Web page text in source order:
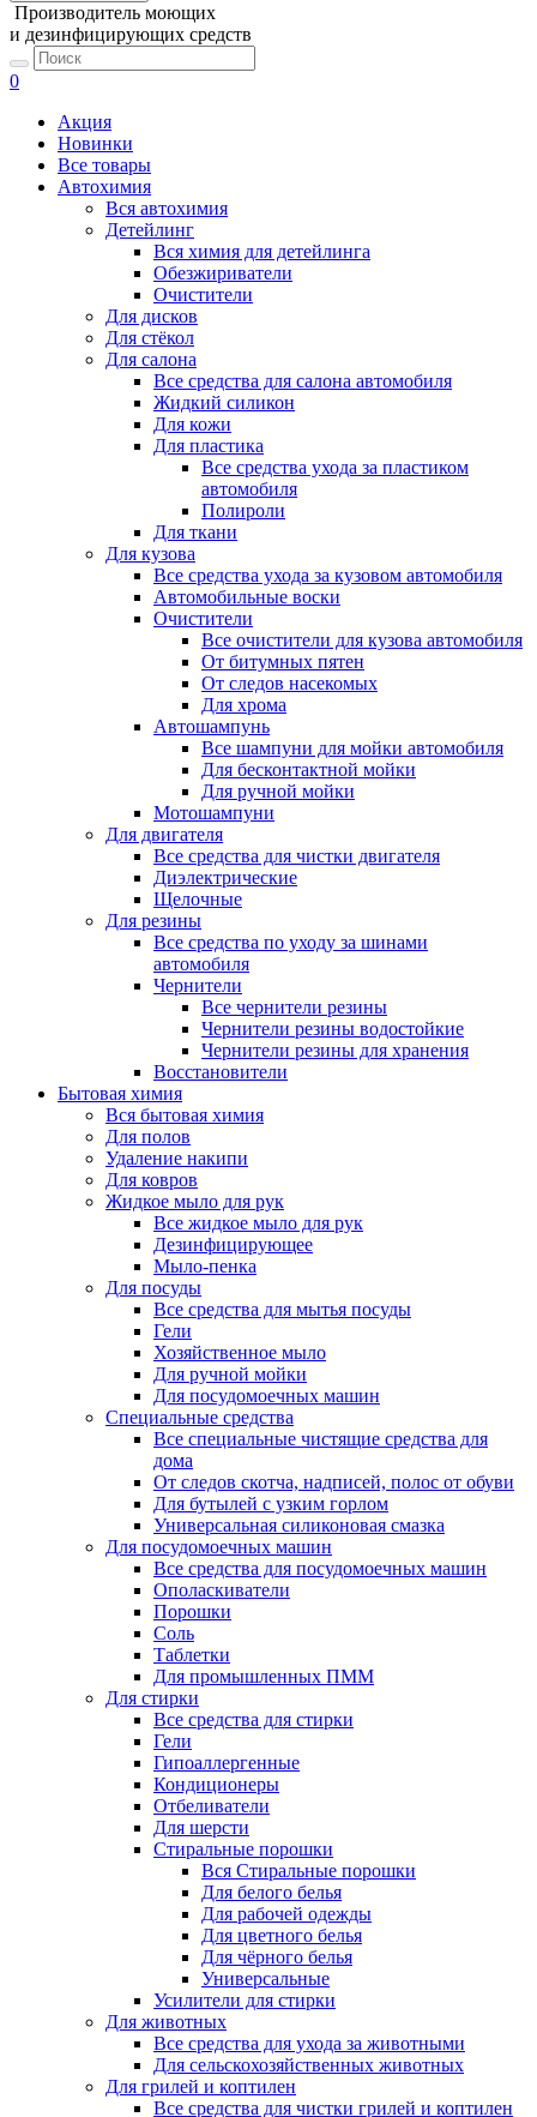
Производитель моющих
и дезинфицирующих средств
0
Акция
Новинки
Все товары
Автохимия
Вся автохимия
Детейлинг
Вся химия для детейлинга
Обезжириватели
Очистители
Для дисков
Для стёкол
Для салона
Все средства для салона автомобиля
Жидкий силикон
Для кожи
Для пластика
Все средства ухода за пластиком
автомобиля
Полироли
Для ткани
Для кузова
Все средства ухода за кузовом автомобиля
Автомобильные воски
Очистители
Все очистители для кузова автомобиля
От битумных пятен
От следов насекомых
Для хрома
Автошампунь
Все шампуни для мойки автомобиля
Для бесконтактной мойки
Для ручной мойки
Мотошампуни
Для двигателя
Все средства для чистки двигателя
Диэлектрические
Щелочные
Для резины
Все средства по уходу за шинами
автомобиля
Чернители
Все чернители резины
Чернители резины водостойкие
Чернители резины для хранения
Восстановители
Бытовая химия
Вся бытовая химия
Для полов
Удаление накипи
Для ковров
Жидкое мыло для рук
Все жидкое мыло для рук
Дезинфицирующее
Мыло-пенка
Для посуды
Все средства для мытья посуды
Гели
Хозяйственное мыло
Для ручной мойки
Для посудомоечных машин
Специальные средства
Все специальные чистящие средства для
дома
От следов скотча, надписей, полос от обуви
Для бутылей с узким горлом
Универсальная силиконовая смазка
Для посудомоечных машин
Все средства для посудомоечных машин
Ополаскиватели
Порошки
Соль
Таблетки
Для промышленных ПММ
Для стирки
Все средства для стирки
Гели
Гипоаллергенные
Кондиционеры
Отбеливатели
Для шерсти
Стиральные порошки
Вся Стиральные порошки
Для белого белья
Для рабочей одежды
Для цветного белья
Для чёрного белья
Универсальные
Усилители для стирки
Для животных
Все средства для ухода за животными
Для сельскохозяйственных животных
Для грилей и коптилен
Все средства для чистки грилей и коптилен